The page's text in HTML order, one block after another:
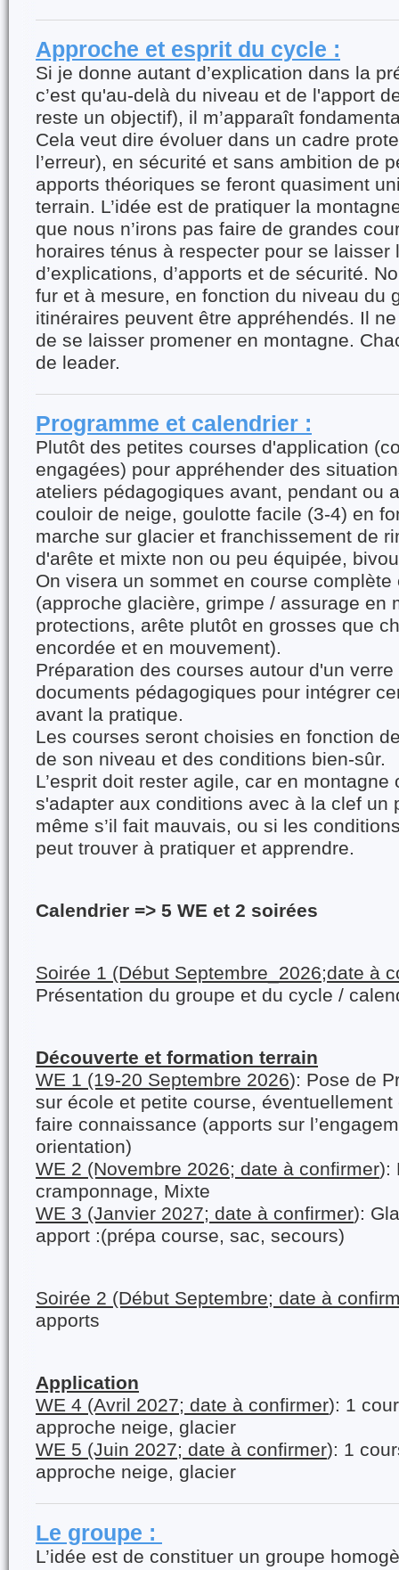
Approche et esprit du cycle :
Si je donne autant d’explication dans la
c’est qu'au-delà du niveau et de l'apport
reste un objectif), il m’apparaît
Cela veut dire évoluer dans un cadre
l’erreur), en sécurité et sans ambition de
apports théoriques se feront quasiment
terrain. L’idée est de pratiquer la
que nous n’irons pas faire de grandes
horaires ténus à respecter pour se laisser
d’explications, d’apports et de sécurité.
fur et à mesure, en fonction du niveau du
itinéraires peuvent être appréhendés. Il
de se laisser promener en montagne.
de leader.
Programme et calendrier :
Plutôt des petites courses d'application
engagées) pour appréhender des
ateliers pédagogiques avant, pendant ou
couloir de neige, goulotte facile (3-4) en
marche sur glacier et franchissement de
d'arête et mixte non ou peu équipée,
On visera un sommet en course
(approche glacière, grimpe / assurage en
protections, arête plutôt en grosses que
encordée et en mouvement).
Préparation des courses autour d'un
documents pédagogiques pour intégrer
avant la pratique.
Les courses seront choisies en fonction
de son niveau et des conditions bien-sûr.
L’esprit doit rester agile, car en
s'adapter aux conditions avec à la clef
même s’il fait mauvais, ou si les
peut trouver à pratiquer et apprendre.
Calendrier => 5 WE et 2 soirées
Soirée 1 (Début Septembre_2026;date à
Présentation du groupe et du cycle /
Découverte et formation terrain
WE 1 (19-20 Septembre 2026): Pose de
sur école et petite course,
faire connaissance (apports sur
orientation)
WE 2 (Novembre 2026; date à confirmer):
cramponnage, Mixte
WE 3 (Janvier 2027; date à confirmer):
apport :(prépa course, sac, secours)
Soirée 2 (Début Septembre; date à
apports
Application
WE 4 (Avril 2027; date à confirmer): 1
approche neige, glacier
WE 5 (Juin 2027; date à confirmer): 1
approche neige, glacier
Le groupe :
L’idée est de constituer un groupe